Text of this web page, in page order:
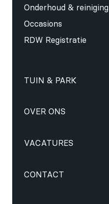
Onderhoud & reiniging
Occasions
RDW Registratie
TUIN & PARK
OVER ONS
VACATURES
CONTACT